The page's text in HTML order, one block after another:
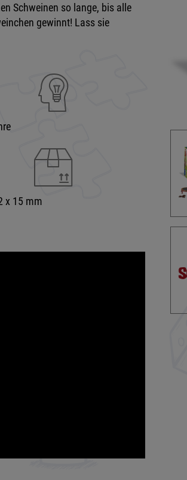
Schweinen so lange, bis alle
gewinnt! Lass sie
x 15 mm